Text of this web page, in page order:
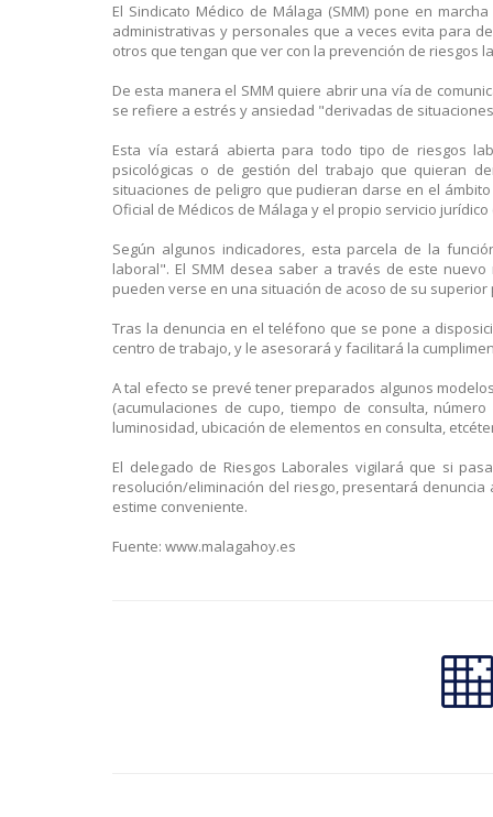
El Sindicato Médico de Málaga (SMM) pone en
administrativas y personales que a veces evita para
otros que tengan que ver con la prevención de riesgos
De esta manera el SMM quiere abrir una vía de
se refiere a estrés y ansiedad "derivadas de
Esta vía estará abierta para todo tipo de riesgos
psicológicas o de gestión del trabajo que quieran
situaciones de peligro que pudieran darse en el
Oficial de Médicos de Málaga y el propio servicio jurídico
Según algunos indicadores, esta parcela de la
laboral". El SMM desea saber a través de este
pueden verse en una situación de acoso de su superior
Tras la denuncia en el teléfono que se pone a
centro de trabajo, y le asesorará y facilitará la
A tal efecto se prevé tener preparados algunos
(acumulaciones de cupo, tiempo de consulta,
luminosidad, ubicación de elementos en consulta,
El delegado de Riesgos Laborales vigilará que si
resolución/eliminación del riesgo, presentará
estime conveniente.
Fuente: www.malagahoy.es